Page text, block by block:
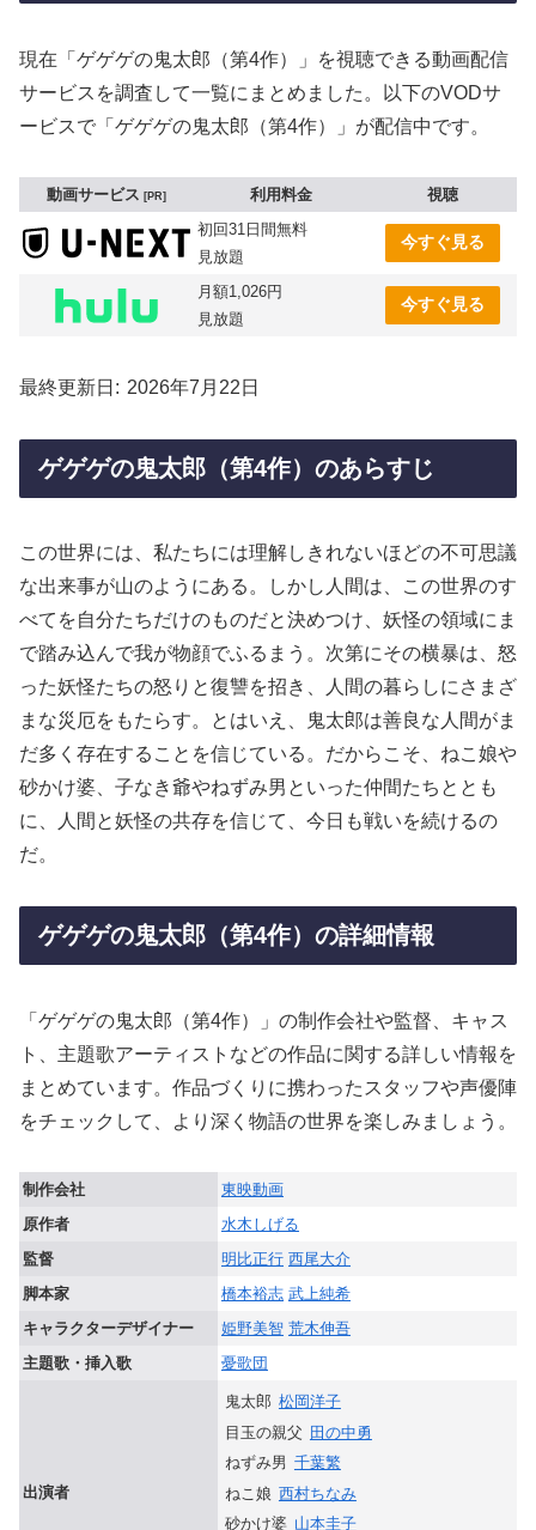
現在「ゲゲゲの鬼太郎（第4作）」を視聴できる動画配信
サービスを調査して一覧にまとめました。以下のVODサ
ービスで「ゲゲゲの鬼太郎（第4作）」が配信中です。
動画サービス PR 利用料金
視聴
初回31日間無料
見放題
今すぐ見る
月額1,026円
見放題
今すぐ見る
最終更新日 2026年7月22日
ゲゲゲの鬼太郎（第4作）のあらすじ
この世界には、私たちには理解しきれないほどの不可思議
な出来事が山のようにある。しかし人間は、この世界のす
べてを自分たちだけのものだと決めつけ、妖怪の領域にま
で踏み込んで我が物顔でふるまう。次第にその横暴は、怒
った妖怪たちの怒りと復讐を招き、人間の暮らしにさまざ
まな災厄をもたらす。とはいえ、鬼太郎は善良な人間がま
だ多く存在することを信じている。だからこそ、ねこ娘や
砂かけ婆、子なき爺やねずみ男といった仲間たちととも
に、人間と妖怪の共存を信じて、今日も戦いを続けるの
だ。
ゲゲゲの鬼太郎（第4作）の詳細情報
「ゲゲゲの鬼太郎（第4作）」の制作会社や監督、キャス
ト、主題歌アーティストなどの作品に関する詳しい情報を
まとめています。作品づくりに携わったスタッフや声優陣
をチェックして、より深く物語の世界を楽しみましょう。
制作会社
東映動画
原作者
水木しげる
監督
明比正行 西尾大介
脚本家
橋本裕志 武上純希
キャラクターデザイナー
姫野美智 荒木伸吾
主題歌・挿入歌
憂歌団
出演者
鬼太郎 松岡洋子
目玉の親父 田の中勇
ねずみ男 千葉繁
ねこ娘 西村ちなみ
砂かけ婆 山本圭子